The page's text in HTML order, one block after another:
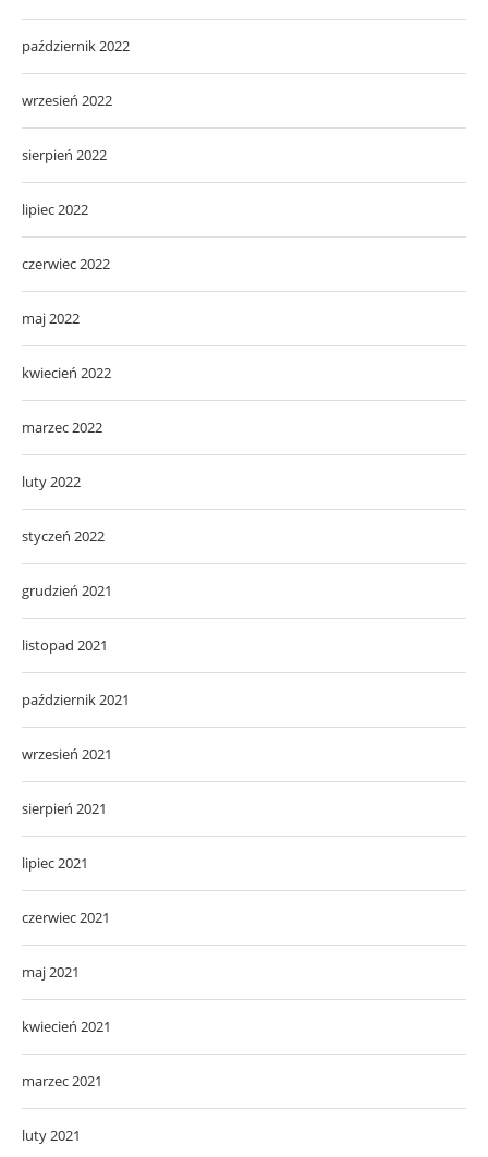
październik 2022
wrzesień 2022
sierpień 2022
lipiec 2022
czerwiec 2022
maj 2022
kwiecień 2022
marzec 2022
luty 2022
styczeń 2022
grudzień 2021
listopad 2021
październik 2021
wrzesień 2021
sierpień 2021
lipiec 2021
czerwiec 2021
maj 2021
kwiecień 2021
marzec 2021
luty 2021